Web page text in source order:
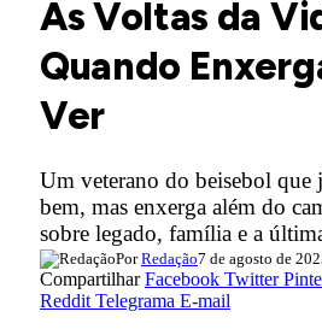
As Voltas da
Quando
Ver
Um veterano do beisebol que
bem, mas enxerga além do
sobre legado, família e a
Por Redação7 de agosto de
CompartilharFacebook Twitter
Reddit Telegrama E-mail